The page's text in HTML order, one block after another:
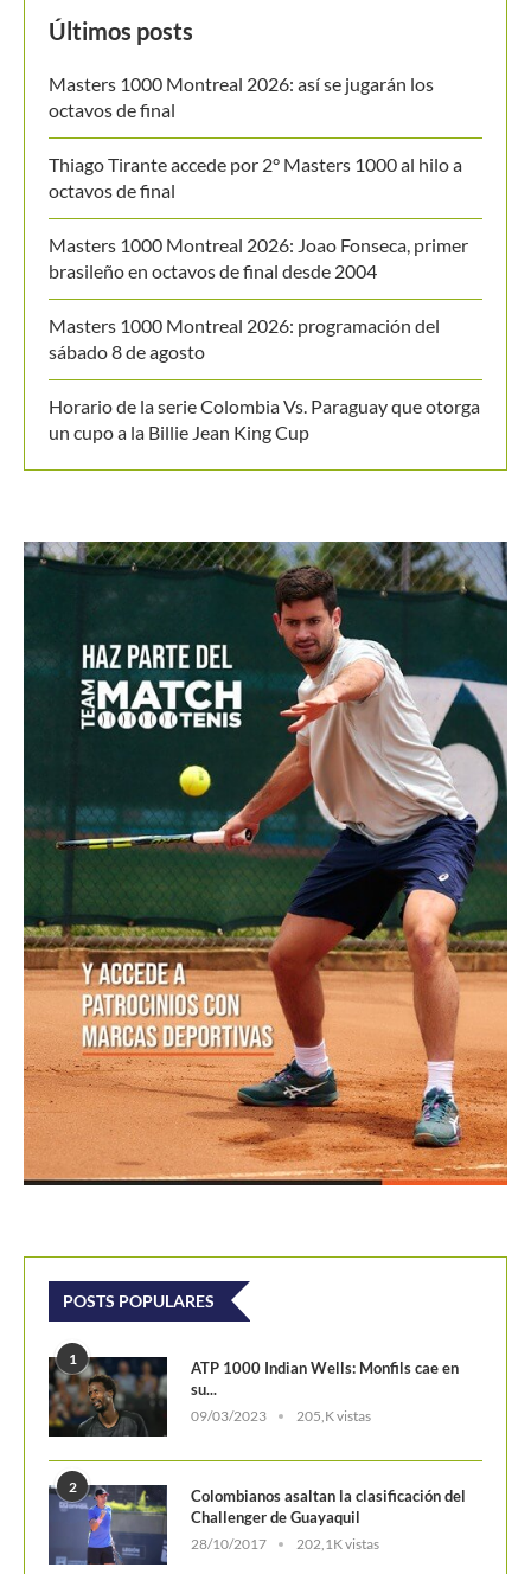
octavos de final
Thiago Tirante accede por 2° Masters 1000 al hilo a
octavos de final
Masters 1000 Montreal 2026: Joao Fonseca, primer
brasileño en octavos de final desde 2004
Masters 1000 Montreal 2026: programación del
sábado 8 de agosto
Horario de la serie Colombia Vs. Paraguay que otorga
un cupo a la Billie Jean King Cup
POSTS POPULARES
su...
09/03/2023
2
Challenger de Guayaquil
28/10/2017 202,1K vistas